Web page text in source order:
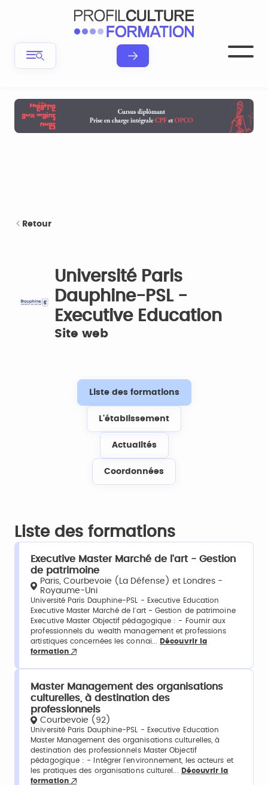
Retour
Université Paris
Dauphine-PSL -
Executive Education
Site web
Liste des formations
L'établissement
Actualités
Coordonnées
Liste des formations
Executive Master Marché de l'art - Gestion
de patrimoine
Paris, Courbevoie (La Défense) et Londres -
Royaume-Uni
Université Paris Dauphine-PSL - Executive Education
Executive Master Marché de l'art - Gestion de patrimoine
Executive Master Objectif pédagogique : - Fournir aux
professionnels du wealth management et professions
artistiques concernées les connai...
Découvrir la
formation
Master Management des organisations
culturelles, à destination des
professionnels
Courbevoie (92)
Université Paris Dauphine-PSL - Executive Education
Master Management des organisations culturelles, à
destination des professionnels Master Objectif
pédagogique : - Intégrer l'environnement, les acteurs et
les pratiques des organisations culturel...
Découvrir la
formation